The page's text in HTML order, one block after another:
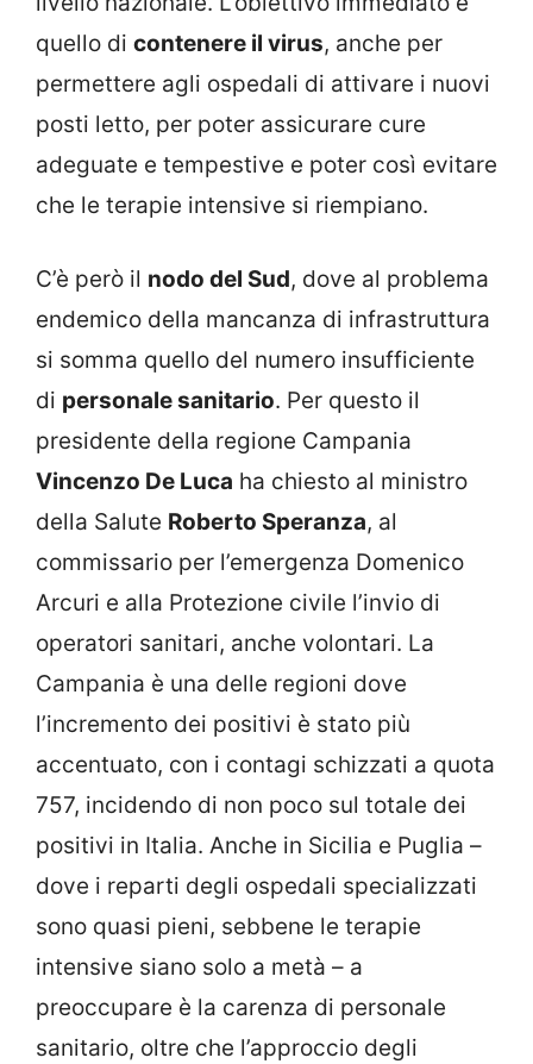
quello di contenere il virus, anche per
permettere agli ospedali di attivare i nuovi
posti letto, per poter assicurare cure
adeguate e tempestive e poter così evitare
che le terapie intensive si riempiano.
C’è però il nodo del Sud, dove al problema
endemico della mancanza di infrastruttura
si somma quello del numero insufficiente
di personale sanitario. Per questo il
presidente della regione Campania
Vincenzo De Luca ha chiesto al ministro
della Salute Roberto Speranza, al
commissario per l’emergenza Domenico
Arcuri e alla Protezione civile l’invio di
operatori sanitari, anche volontari. La
Campania è una delle regioni dove
l’incremento dei positivi è stato più
accentuato, con i contagi schizzati a quota
757, incidendo di non poco sul totale dei
positivi in Italia. Anche in Sicilia e Puglia –
dove i reparti degli ospedali specializzati
sono quasi pieni, sebbene le terapie
intensive siano solo a metà – a
preoccupare è la carenza di personale
sanitario, oltre che l’approccio degli